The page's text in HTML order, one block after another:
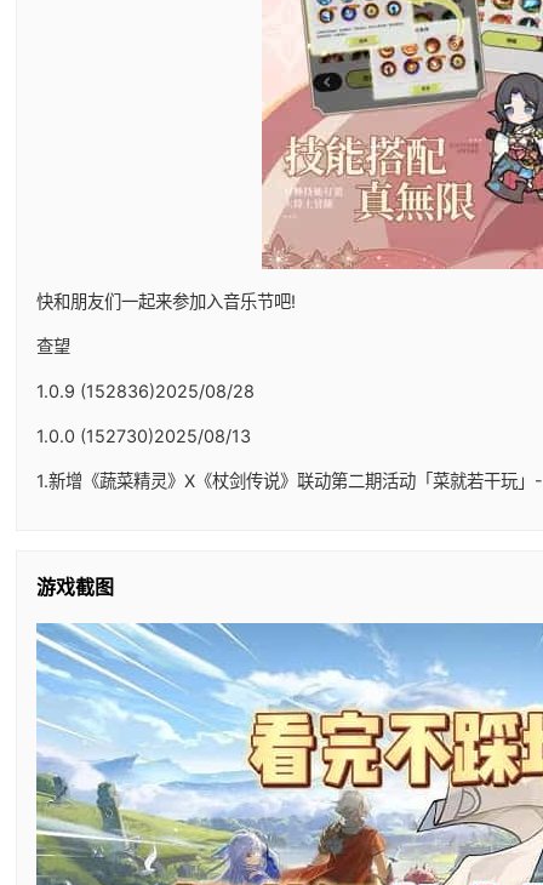
快和朋友们一起来参加入音乐节吧!
查望
1.0.9 (152836)2025/08/28
1.0.0 (152730)2025/08/13
1.新增《蔬菜精灵》X《杖剑传说》联动第二期活动「菜就若干玩
游戏截图